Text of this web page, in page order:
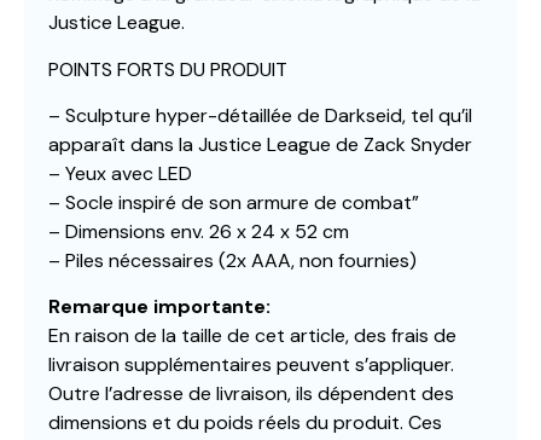
Justice League.
POINTS FORTS DU PRODUIT
– Sculpture hyper-détaillée de Darkseid, tel qu’il
apparaît dans la Justice League de Zack Snyder
– Yeux avec LED
– Socle inspiré de son armure de combat”
– Dimensions env. 26 x 24 x 52 cm
– Piles nécessaires (2x AAA, non fournies)
Remarque importante:
En raison de la taille de cet article, des frais de
livraison supplémentaires peuvent s’appliquer.
Outre l’adresse de livraison, ils dépendent des
dimensions et du poids réels du produit. Ces